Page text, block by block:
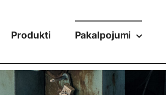
Produkti Pakalpojumi